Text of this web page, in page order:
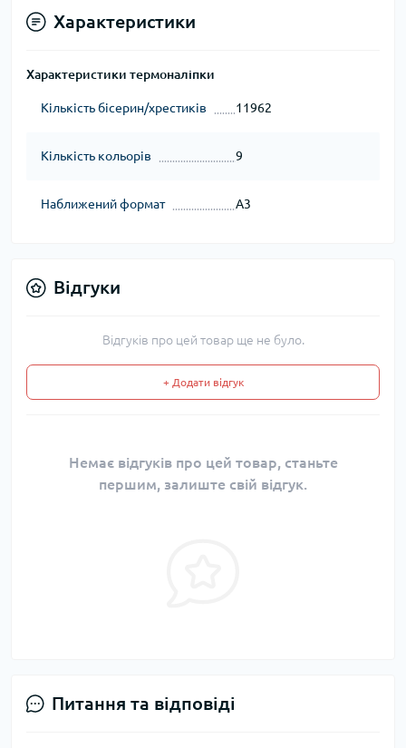
Характеристики
Характеристики термоналіпки
Кількість бісерин/хрестиків 11962
Кількість кольорів 9
Наближений формат А3
Відгуки
Відгуків про цей товар ще не було.
+ Додати відгук
Немає відгуків про цей товар, станьте
першим, залиште свій відгук.
Питання та відповіді